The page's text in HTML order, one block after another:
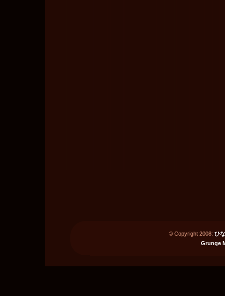
© Copyright 2008: ひ
Grunge